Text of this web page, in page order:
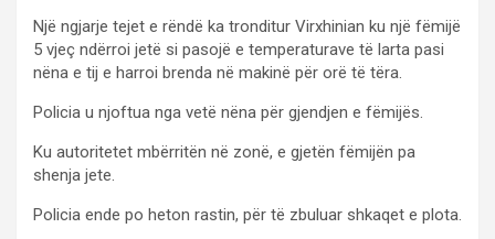
Një ngjarje tejet e rëndë ka tronditur Virxhinian ku një fëmijë
5 vjeç ndërroi jetë si pasojë e temperaturave të larta pasi
nëna e tij e harroi brenda në makinë për orë të tëra.
Policia u njoftua nga vetë nëna për gjendjen e fëmijës.
Ku autoritetet mbërritën në zonë, e gjetën fëmijën pa
shenja jete.
Policia ende po heton rastin, për të zbuluar shkaqet e plota.